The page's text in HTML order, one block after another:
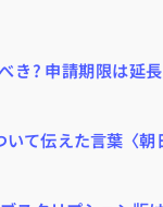
き? 申請期限は延
て伝えた言葉〈